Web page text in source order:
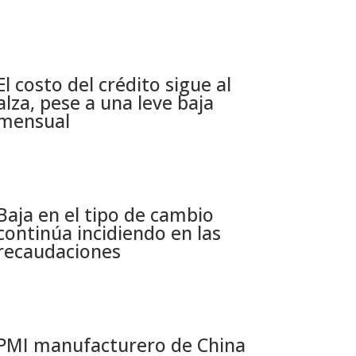
costo del crédito sigue al
pese a una leve baja
en el tipo de cambio
incidiendo en las
manufacturero de China